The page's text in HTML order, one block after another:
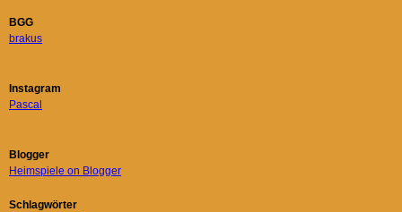
BGG
brakus
Instagram
Pascal
Blogger
Heimspiele on Blogger
Schlagwörter